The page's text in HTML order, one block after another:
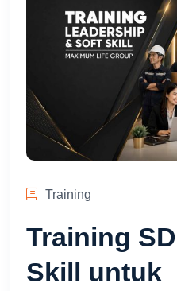
Training
Training
Skill untuk